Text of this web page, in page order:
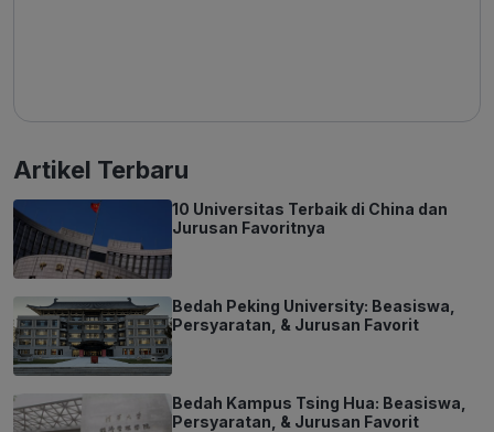
Artikel Terbaru
10 Universitas Terbaik di China dan
Jurusan Favoritnya
Bedah Peking University: Beasiswa,
Persyaratan, & Jurusan Favorit
Bedah Kampus Tsing Hua: Beasiswa,
Persyaratan, & Jurusan Favorit